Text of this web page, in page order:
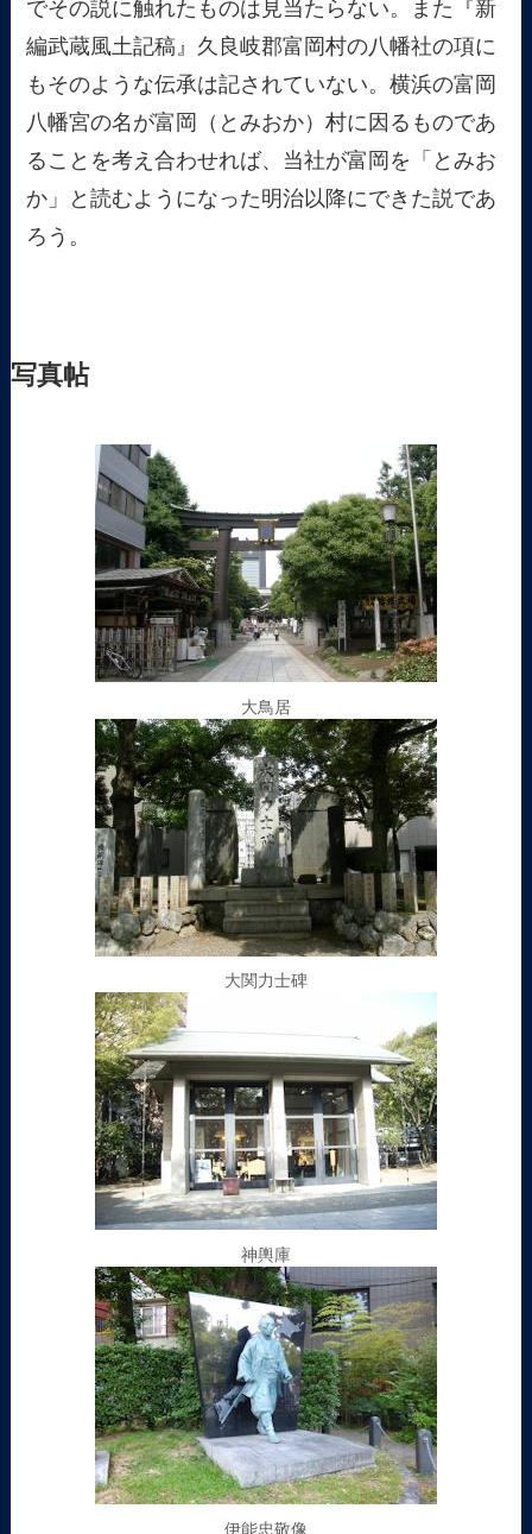
でその説に触れたものは見当たらない。また『新
編武蔵風土記稿』久良岐郡富岡村の八幡社の項に
もそのような伝承は記されていない。横浜の富岡
八幡宮の名が富岡（とみおか）村に因るものであ
ることを考え合わせれば、当社が富岡を「とみお
か」と読むようになった明治以降にできた説であ
ろう。
写真帖
大鳥居
大関力士碑
神輿庫
伊能忠敬像